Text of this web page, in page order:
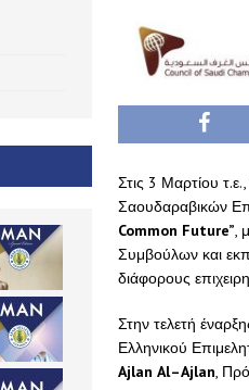
Στις 3 Μαρτίου
Σαουδαραβικών
Common Future”,
Συμβούλων και
διάφορους
Στην τελετή
Ελληνικού
Ajlan Al–Ajlan,